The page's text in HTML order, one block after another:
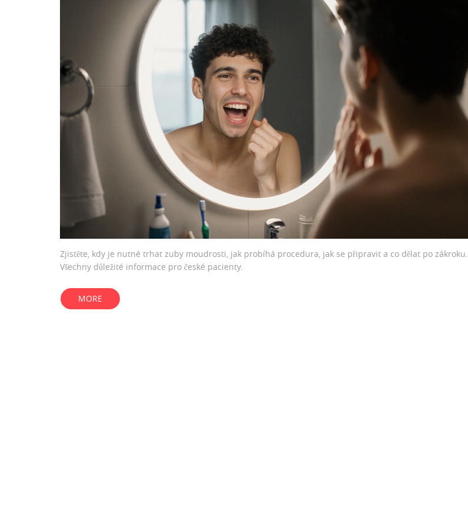
Zjistěte, kdy je nutné trhat zuby moudrosti, jak probíhá procedura, jak se připravit a co dělat po zákroku.
Všechny důležité informace pro české pacienty.
MORE